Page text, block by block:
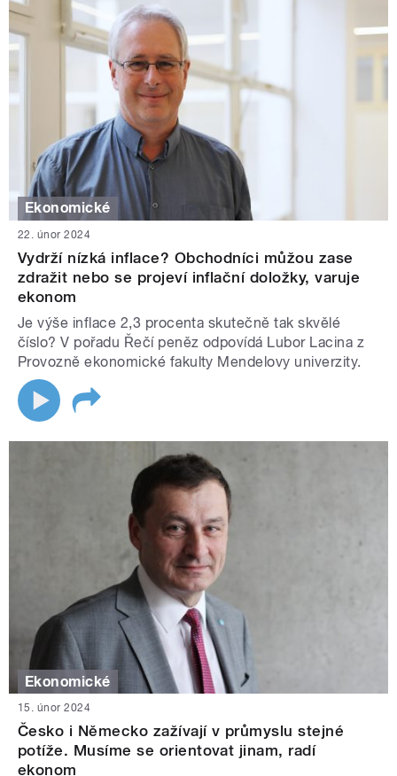
Ekonomické
22. únor 2024
Vydrží nízká inflace? Obchodníci můžou zase
zdražit nebo se projeví inflační doložky, varuje
ekonom
Je výše inflace 2,3 procenta skutečně tak skvělé
číslo? V pořadu Řečí peněz odpovídá Lubor Lacina z
Provozně ekonomické fakulty Mendelovy univerzity.
Ekonomické
15. únor 2024
Česko i Německo zažívají v průmyslu stejné
potíže. Musíme se orientovat jinam, radí
ekonom